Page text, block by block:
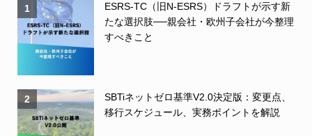
1
ESRS-TC（旧N-ESRS）ドラフトが示す新
たな選択肢──親会社・欧州子会社が今整理
すべきこと
2
SBTiネットゼロ基準V2.0決定版：変更点、
移行スケジュール、実務ポイントを解説